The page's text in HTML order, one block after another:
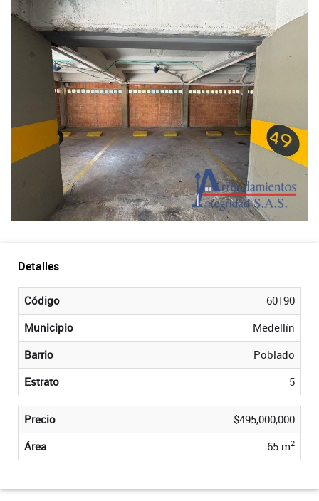
Detalles
Código
60190
Municipio
Medellín
Barrio
Poblado
Estrato
5
Precio
$495,000,000
Área
65 m2